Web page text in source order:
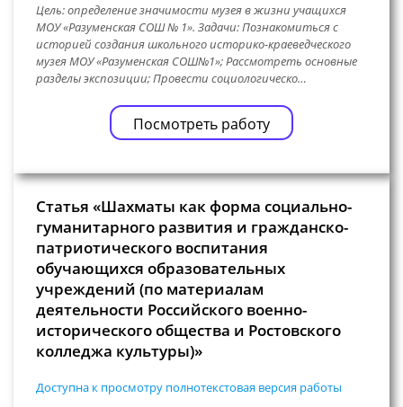
Цель: определение значимости музея в жизни учащихся
МОУ «Разуменская СОШ № 1». Задачи: Познакомиться с
историей создания школьного историко-краеведческого
музея МОУ «Разуменская СОШ№1»; Рассмотреть основные
разделы экспозиции; Провести социологическо…
Посмотреть работу
Статья «Шахматы как форма социально-
гуманитарного развития и гражданско-
патриотического воспитания
обучающихся образовательных
учреждений (по материалам
деятельности Российского военно-
исторического общества и Ростовского
колледжа культуры)»
Доступна к просмотру полнотекстовая версия работы